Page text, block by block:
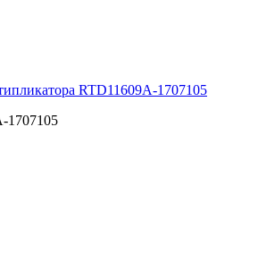
RTD11609A-1707105
1707105